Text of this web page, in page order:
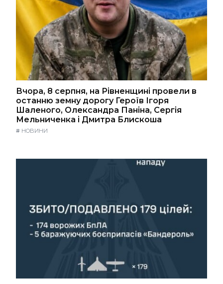
Вчора, 8 серпня, на Рівненщині провели в
останню земну дорогу Героїв Ігоря
Шаленого, Олександра Паніна, Сергія
Мельниченка і Дмитра Блискоша
# НОВИНИ